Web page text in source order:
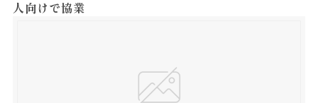
人向けで協業